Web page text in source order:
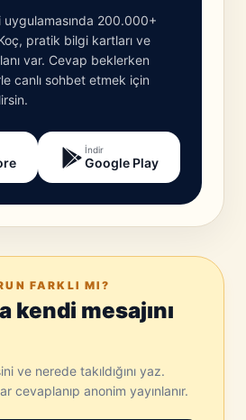
uygulamasında 200.000+
pratik bilgi kartları ve
var. Cevap beklerken
canlı sohbet etmek için
İndir
Google Play
FARKLI MI?
kendi mesajını
ve nerede takıldığını yaz.
cevaplanıp anonim yayınlanır.